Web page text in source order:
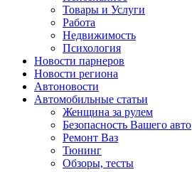
Товары и Услуги
Работа
Недвижимость
Психология
Новости парнеров
Новости региона
Автоновости
Автомобильные статьи
Женщина за рулем
Безопасность Вашего авто
Ремонт Ваз
Тюнинг
Обзоры, тесты